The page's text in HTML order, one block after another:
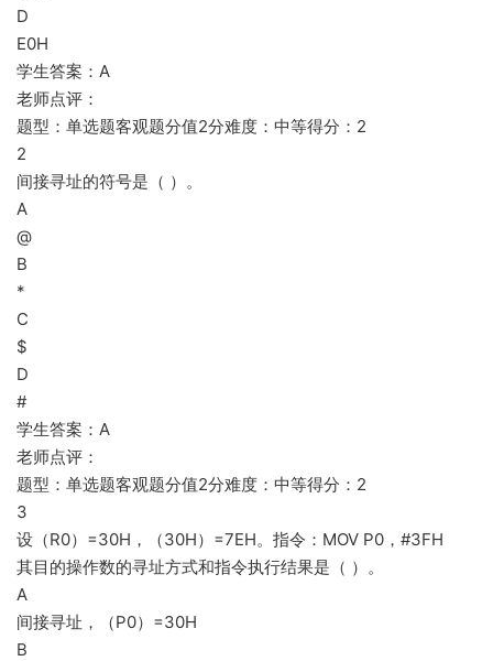
D
E0H
学生答案：A
老师点评：
题型：单选题客观题分值2分难度：中等得分：2
2
间接寻址的符号是（ ）。
A
@
B
*
C
$
D
#
学生答案：A
老师点评：
题型：单选题客观题分值2分难度：中等得分：2
3
设（R0）=30H，（30H）=7EH。指令：MOV P0，#3FH
其目的操作数的寻址方式和指令执行结果是（ ）。
A
间接寻址，（P0）=30H
B